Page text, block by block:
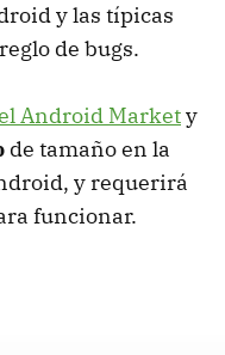
y las típicas
de bugs.
Android Markety
de tamaño en la
y requerirá
funcionar.